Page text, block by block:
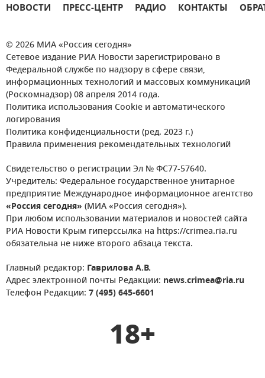
НОВОСТИ ПРЕСС-ЦЕНТР РАДИО КОНТАКТЫ
© 2026 МИА «Россия сегодня»
Сетевое издание РИА Новости зарегистрировано в
Федеральной службе по надзору в сфере связи,
информационных технологий и массовых коммуникаций
(Роскомнадзор) 08 апреля 2014 года.
Политика использования Cookie и автоматического
логирования
Политика конфиденциальности (ред. 2023 г.)
Правила применения рекомендательных технологий
Свидетельство о регистрации Эл № ФС77-57640.
Учредитель: Федеральное государственное унитарное
предприятие Международное информационное агентство
«Россия сегодня» (МИА «Россия сегодня»).
При любом использовании материалов и новостей сайта
РИА Новости Крым гиперссылка на https://crimea.ria.ru
обязательна не ниже второго абзаца текста.
Главный редактор: Гаврилова А.В.
Адрес электронной почты Редакции: news.crimea@ria.ru
Телефон Редакции: 7 (495) 645-6601
18+